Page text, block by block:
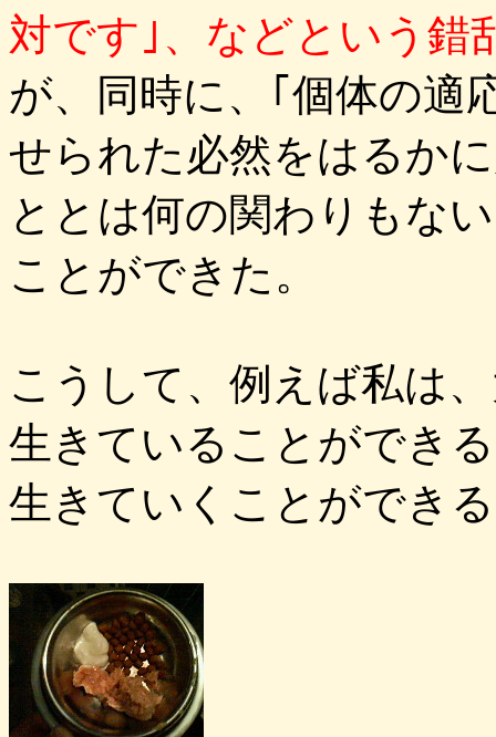
対です｣、などという錯
が、同時に、｢個体の適
せられた必然をはるか
ととは何の関わりもな
ことができた。
こうして、例えば私は
生きていることができ
生きていくことができ